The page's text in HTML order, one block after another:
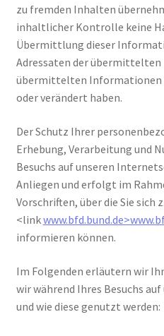
bewerten
zu fremden Inhalten
inhaltlicher Kontrolle keine
Übermittlung dieser
Adressaten der
übermittelten Informationen
oder verändert haben.
Der Schutz Ihrer
Erhebung, Verarbeitung und
Besuchs auf unseren
Anliegen und erfolgt im
Vorschriften, über die Sie sich
<link
informieren können.
Im Folgenden erläutern wir
wir während Ihres Besuchs
und wie diese genutzt werden: